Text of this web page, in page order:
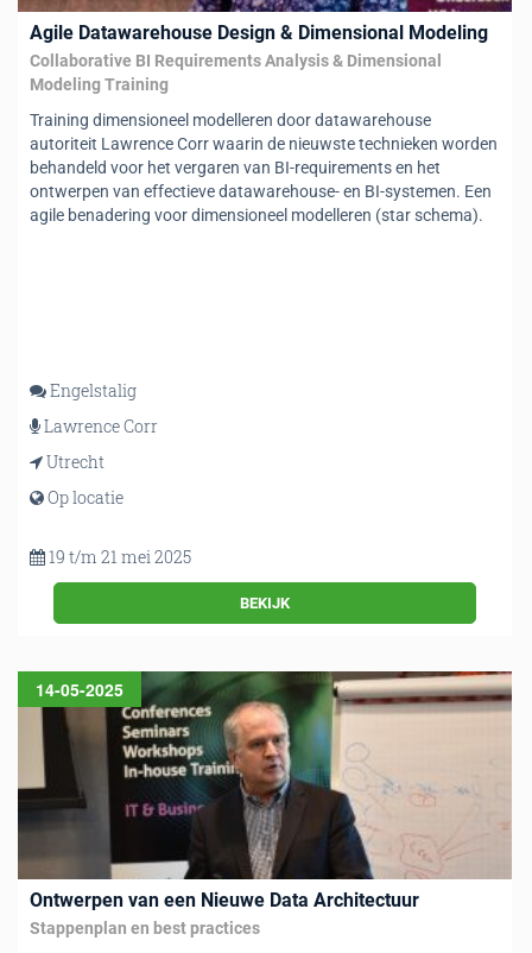
Agile Datawarehouse Design & Dimensional Modeling
Collaborative BI Requirements Analysis & Dimensional
Modeling Training
Training dimensioneel modelleren door datawarehouse
autoriteit Lawrence Corr waarin de nieuwste technieken worden
behandeld voor het vergaren van BI-requirements en het
ontwerpen van effectieve datawarehouse- en BI-systemen. Een
agile benadering voor dimensioneel modelleren (star schema).
Engelstalig
Lawrence Corr
Utrecht
Op locatie
19 t/m 21 mei 2025
BEKIJK
14-05-2025
Ontwerpen van een Nieuwe Data Architectuur
Stappenplan en best practices